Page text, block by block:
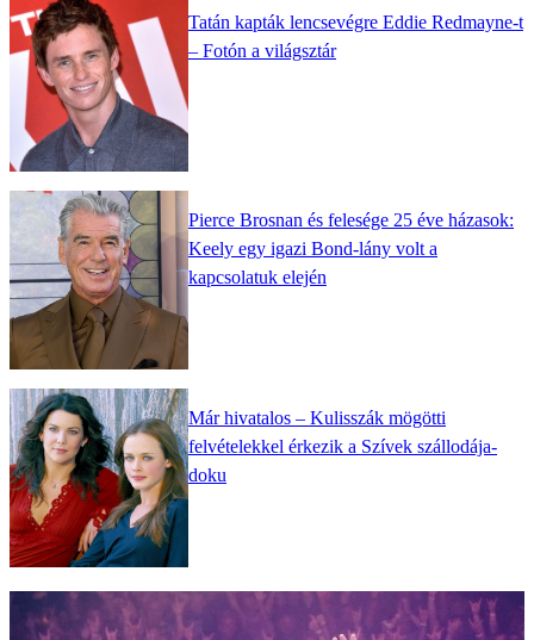
Tatán kapták lencsevégre Eddie Redmayne-t
– Fotón a világsztár
Pierce Brosnan és felesége 25 éve házasok:
Keely egy igazi Bond-lány volt a
kapcsolatuk elején
Már hivatalos – Kulisszák mögötti
felvételekkel érkezik a Szívek szállodája-
doku